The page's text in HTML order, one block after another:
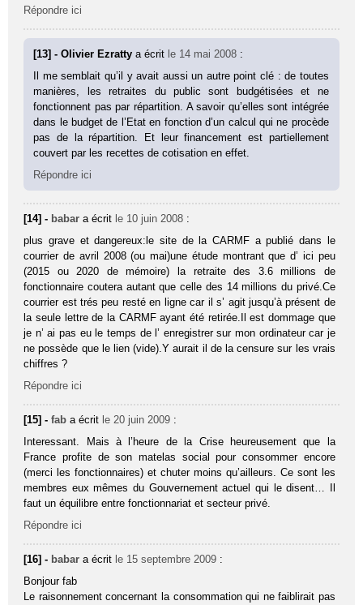
Répondre ici
[13] - Olivier Ezrattya écrit le 14 mai 2008 :
Il me semblait qu’il y avait aussi un autre point clé : de toutes
manières, les retraites du public sont budgétisées et ne
fonctionnent pas par répartition. A savoir qu’elles sont intégrée
dans le budget de l’Etat en fonction d’un calcul qui ne procède
pas de la répartition. Et leur financement est partiellement
couvert par les recettes de cotisation en effet.
Répondre ici
[14] - babar a écrit le 10 juin 2008 :
plus grave et dangereux:le site de la CARMF a publié dans le
courrier de avril 2008 (ou mai)une étude montrant que d’ ici peu
(2015 ou 2020 de mémoire) la retraite des 3.6 millions de
fonctionnaire coutera autant que celle des 14 millions du privé.Ce
courrier est trés peu resté en ligne car il s’ agit jusqu’à présent de
la seule lettre de la CARMF ayant été retirée.Il est dommage que
je n’ ai pas eu le temps de l’ enregistrer sur mon ordinateur car je
ne possède que le lien (vide).Y aurait il de la censure sur les vrais
chiffres ?
Répondre ici
[15] -fab a écrit le 20 juin 2009 :
Interessant. Mais à l’heure de la Crise heureusement que la
France profite de son matelas social pour consommer encore
(merci les fonctionnaires) et chuter moins qu’ailleurs. Ce sont les
membres eux mêmes du Gouvernement actuel qui le disent… Il
faut un équilibre entre fonctionnariat et secteur privé.
Répondre ici
[16] - babar a écrit le 15 septembre 2009 :
Bonjour fab
Le raisonnement concernant la consommation qui ne faiblirait pas